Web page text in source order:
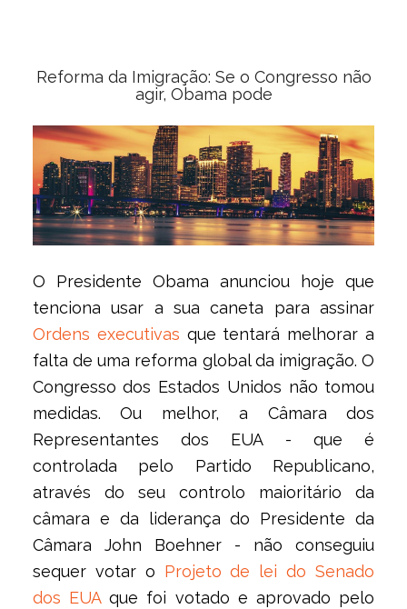
Reforma da Imigração: Se o Congresso não
agir, Obama pode
O Presidente Obama anunciou hoje que
tenciona usar a sua caneta para assinar
Ordens executivas que tentará melhorar a
falta de uma reforma global da imigração. O
Congresso dos Estados Unidos não tomou
medidas. Ou melhor, a Câmara dos
Representantes dos EUA - que é
controlada pelo Partido Republicano,
através do seu controlo maioritário da
câmara e da liderança do Presidente da
Câmara John Boehner - não conseguiu
sequer votar o Projeto de lei do Senado
dos EUAque foi votado e aprovado pelo